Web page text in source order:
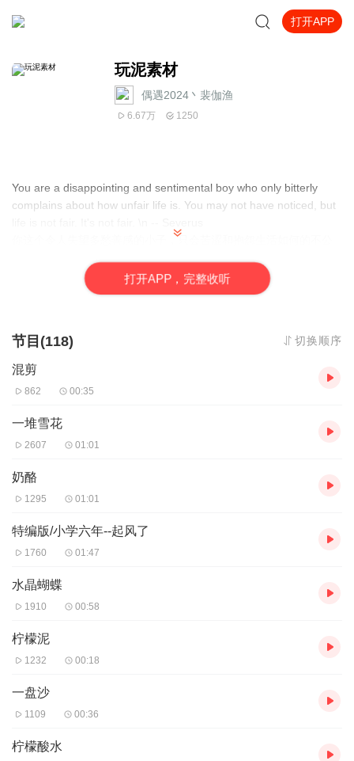
打开APP
玩泥素材
偶遇2024丶裴伽渔
6.67万 1250
You are a disappointing and sentimental boy who only bitterly
complains about how unfair life is. You may not have noticed, but
你这个令人失望多愁善感的小子，只会苦涩和抱怨生活如何的不公
打开APP，完整收听
节目(118) 切换顺序
混剪
862 00:35
一堆雪花
2607 01:01
奶酪
1295 01:01
特编版/小学六年--起风了
1760 01:47
水晶蝴蝶
1910 00:58
柠檬泥
1232 00:18
一盘沙
1109 00:36
柠檬酸水